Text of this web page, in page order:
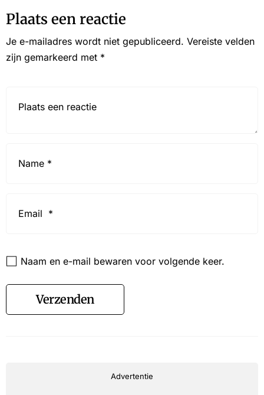
Plaats een reactie
Je e-mailadres wordt niet gepubliceerd. Vereiste velden
zijn gemarkeerd met *
Naam en e-mail bewaren voor volgende keer.
Verzenden
Advertentie